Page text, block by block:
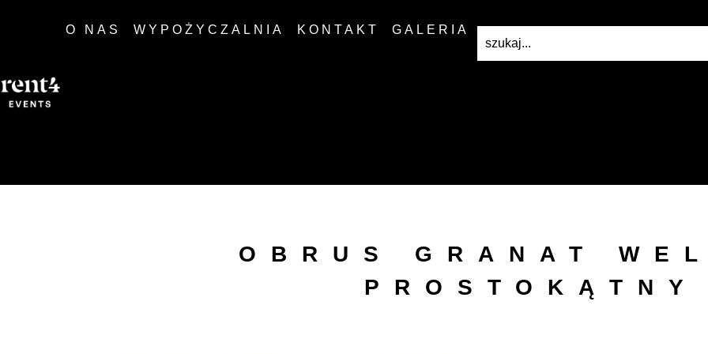
O NAS WYPOŻYCZALNIA KONTAKT GALERIA
OBRUS GRANAT
PROSTOKĄTNY